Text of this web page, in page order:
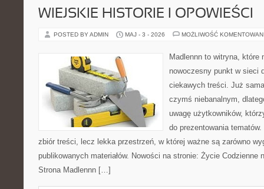
WIEJSKIE HISTORIE I OPOWIEŚCI
POSTED BY ADMIN MAJ - 3 - 2026 MOŻLIWOŚĆ
Madlennn to witryna, które
nowoczesny punkt w sieci
ciekawych treści. Już
czymś niebanalnym,
uwagę użytkowników,
do prezentowania
zbiór treści, lecz lekka przestrzeń, w której ważne są zarówno
publikowanych materiałów. Nowości na stronie: Życie Codzienne
Strona Madlennn […]